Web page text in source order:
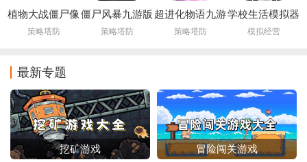
植物大战僵尸像
素版手机下载安
策略塔防
僵尸风暴九游版
策略塔防
超进化物语九游
版
策略塔防
学校生活模拟器
2下载中文版
模拟经营
最新专题
挖矿游戏 冒险闯关游戏